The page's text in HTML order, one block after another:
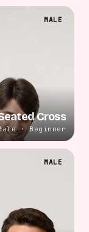
MALE
· Beginner
MALE